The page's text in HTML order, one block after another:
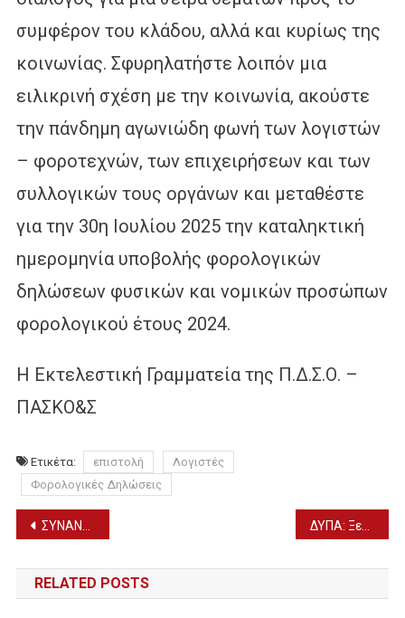
συμφέρον του κλάδου, αλλά και κυρίως της
κοινωνίας. Σφυρηλατήστε λοιπόν μια
ειλικρινή σχέση με την κοινωνία, ακούστε
την πάνδημη αγωνιώδη φωνή των λογιστών
– φοροτεχνών, των επιχειρήσεων και των
συλλογικών τους οργάνων και μεταθέστε
για την 30η Ιουλίου 2025 την καταληκτική
ημερομηνία υποβολής φορολογικών
δηλώσεων φυσικών και νομικών προσώπων
φορολογικού έτους 2024.
Η Εκτελεστική Γραμματεία της Π.Δ.Σ.Ο. –
ΠΑΣΚΟ&Σ
Ετικέτα: επιστολή
Λογιστές
Φορολογικές Δηλώσεις
Πλοήγηση
άρθρων
ΣΥΝΑΝΤΗΣΗ Δ. ΣΤΑΜΕΝΙΤΗ ΜΕ ΑΔ. ΓΕΩΡΓΙΑΔΗ ΓΙΑ ΤΟ ΝΟΣΟΚΟΜΕΙΟ ΓΙΑΝΝΙΤΣΩΝ
RELATED POSTS